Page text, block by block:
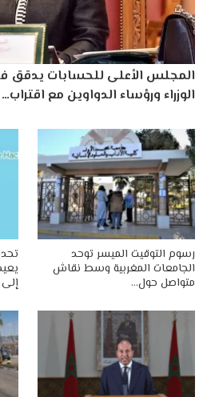
المجلس الأعلى للحسابات يدقق
الوزراء ورؤساء الدواوين مع اقتراب…
رسوم التوقيت الميسر توحد
الجامعات المغربية وسط نقاش
متواصل حول…